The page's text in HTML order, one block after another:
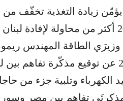
زيادة التغذية تخفّف من
وشهدت الفترة بين عامَي 2021 و2022 أكثر من محاولة
الطاقة المهندس
فياض. ومؤخّراً، أُعلن خلال العام 2025 عن توقيع
الكهرباء وتلبية جزء من
مذكرتَي تفاهم بين مصر